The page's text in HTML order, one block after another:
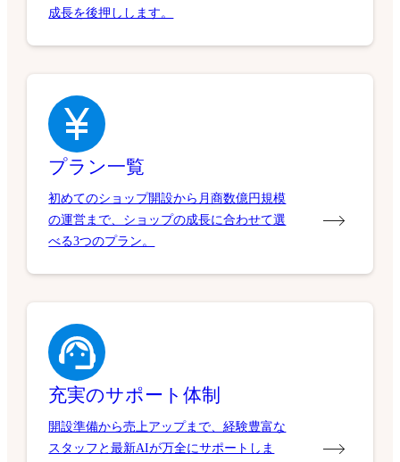
成長を後押しします。
プラン一覧
初めてのショップ開設から月商数億円規模
の運営まで、ショップの成長に合わせて選
べる3つのプラン。
充実のサポート体制
開設準備から売上アップまで、経験豊富な
スタッフと最新AIが万全にサポートしま